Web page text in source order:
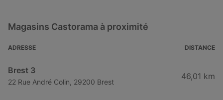
Magasins Castorama à proximité
ADRESSE DISTANCE
Brest 3
22 Rue André Colin, 29200 Brest
46,01 km